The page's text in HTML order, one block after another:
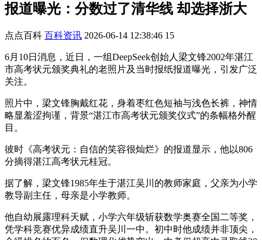
报道曝光：分数过了清华线 却选择浙大
点点百科 百科资讯 2026-06-14 12:38:46 15
6月10日消息，近日，一组DeepSeek创始人梁文锋2002年湛江
市高考状元颁奖典礼的老照片及当时报纸报道曝光，引发广泛
关注。
照片中，梁文锋胸戴红花，身着枣红色短袖与浅色长裤，神情
略显羞涩拘谨，背景“湛江市高考状元颁奖仪式”的条幅格外醒
目。
彼时《高考状元：自信的笑容很灿烂》的报道显示，他以806
分摘得湛江高考状元桂冠。
据了解，梁文锋1985年生于湛江吴川的教师家庭，父亲为小学
教导副主任，母亲是小学教师。
他自幼展露理科天赋，小学六年级斩获数学奥赛全国二等奖，
凭学科竞赛优异成绩直升吴川一中。初中时他成绩并非顶尖，